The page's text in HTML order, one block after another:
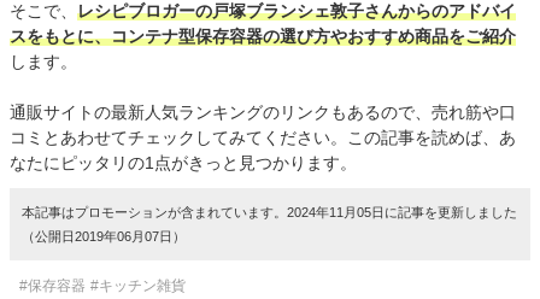
そこで、 レシピブロガーの戸塚ブランシェ敦子さんからのアドバイ
スをもとに、コンテナ型保存容器の選び方やおすすめ商品をご紹介
します。
通販サイトの最新人気ランキングのリンクもあるので、売れ筋や口
コミとあわせてチェックしてみてください。この記事を読めば、あ
なたにピッタリの1点がきっと見つかります。
本記事はプロモーションが含まれています。2024年11月05日に記事を更新しました
（公開日2019年06月07日）
#保存容器 #キッチン雑貨